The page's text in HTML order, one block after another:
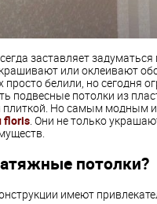
заставляет
или оклеивают
белили, но сегодня
подвесные потолки из
плиткой. Но самым модным
floris. Они не только
потолки?
имеют